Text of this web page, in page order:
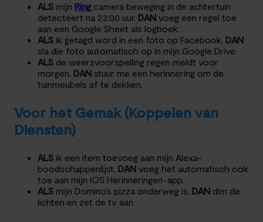
ALS mijn Ring camera beweging in de achtertuin
detecteert na 23:00 uur, DAN voeg een regel toe
aan een Google Sheet als logboek.
ALS ik getagd word in een foto op Facebook, DAN
sla die foto automatisch op in mijn Google Drive.
ALS de weersvoorspelling regen meldt voor
morgen, DAN stuur me een herinnering om de
tuinmeubels af te dekken.
Voor het Gemak (Koppelen van
Diensten)
ALS ik een item toevoeg aan mijn Alexa-
boodschappenlijst, DAN voeg het automatisch ook
toe aan mijn iOS Herinneringen-app.
ALS mijn Domino’s pizza onderweg is, DAN dim de
lichten en zet de tv aan.